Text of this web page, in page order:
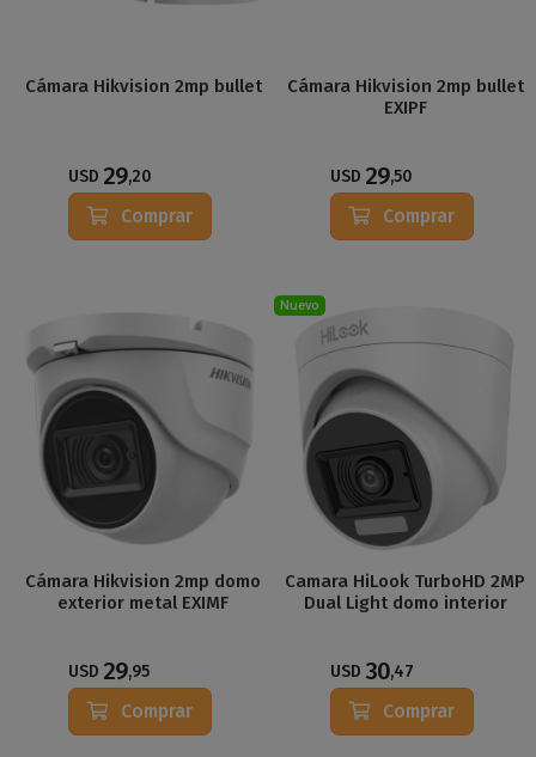
Cámara Hikvision 2mp bullet
USD 29,20
Comprar
Cámara Hikvision 2mp bullet
EXIPF
USD 29,50
Comprar
Cámara Hikvision 2mp domo
exterior metal EXIMF
USD 29,95
Comprar
Nuevo
Camara HiLook TurboHD 2MP
Dual Light domo interior
USD 30,47
Comprar